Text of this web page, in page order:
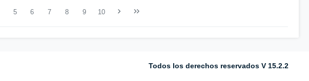
5 6 7 8 9 10
Todos los derechos reservados V 15.2.2